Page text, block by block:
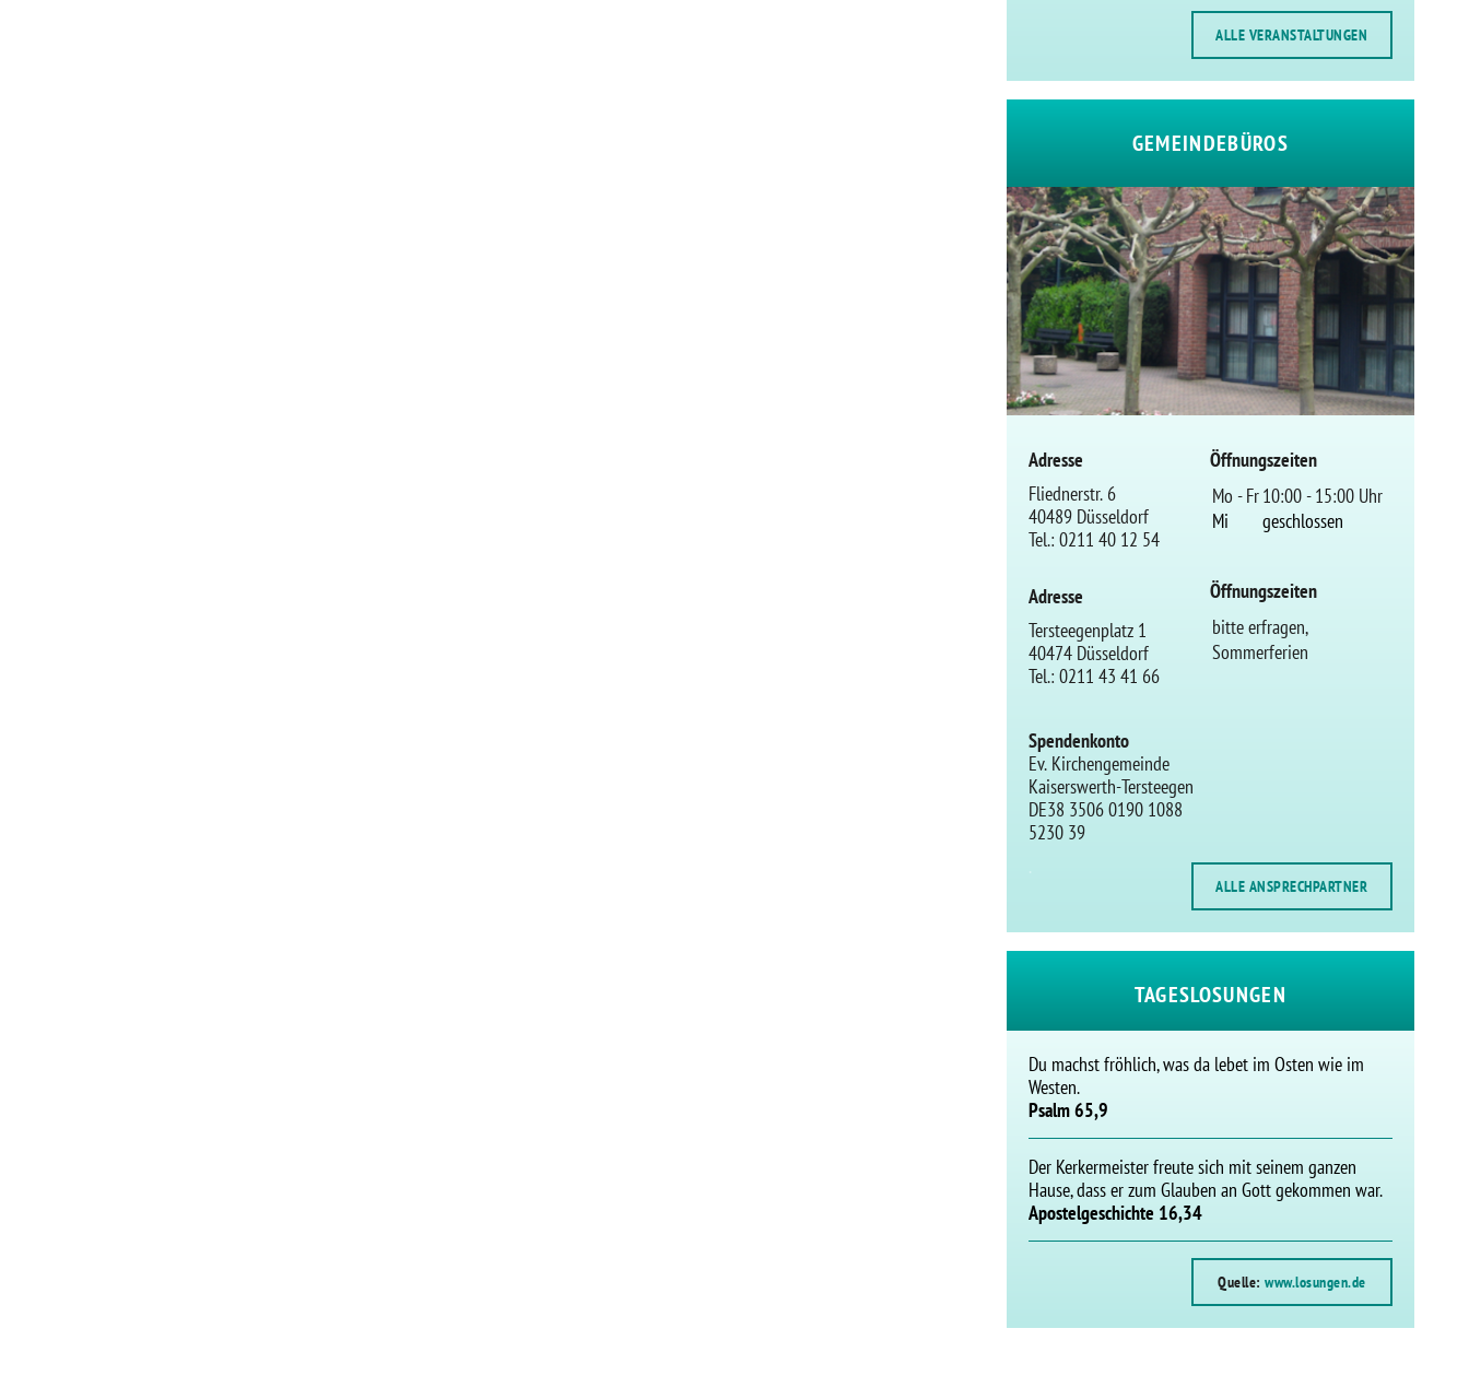
ALLE VERANSTALTUNGEN
GEMEINDEBÜROS
Adresse
Fliednerstr. 6
40489 Düsseldorf
Tel.: 0211 40 12 54
Adresse
Tersteegenplatz 1
40474 Düsseldorf
Tel.: 0211 43 41 66
Öffnungszeiten
Mo - Fr10:00 - 15:00 Uhr
Mi
geschlossen
Öffnungszeiten
bitte erfragen,
Sommerferien
Spendenkonto
Ev. Kirchengemeinde
Kaiserswerth-Tersteegen
DE38 3506 0190 1088
5230 39
.
ALLE ANSPRECHPARTNER
TAGESLOSUNGEN
Du machst fröhlich, was da lebet im Osten wie im
Westen.
Psalm 65,9
Der Kerkermeister freute sich mit seinem ganzen
Hause, dass er zum Glauben an Gott gekommen war.
Apostelgeschichte 16,34
Quelle: www.losungen.de